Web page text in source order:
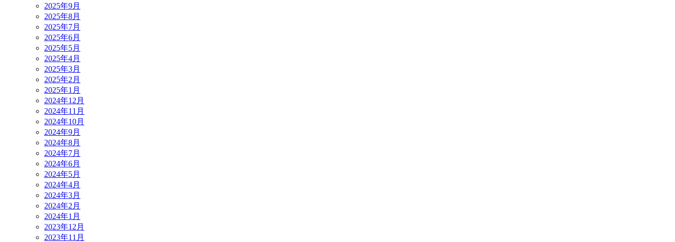
2025年9月
2025年8月
2025年7月
2025年6月
2025年5月
2025年4月
2025年3月
2025年2月
2025年1月
2024年12月
2024年11月
2024年10月
2024年9月
2024年8月
2024年7月
2024年6月
2024年5月
2024年4月
2024年3月
2024年2月
2024年1月
2023年12月
2023年11月